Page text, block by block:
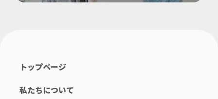
トップページ
私たちについて